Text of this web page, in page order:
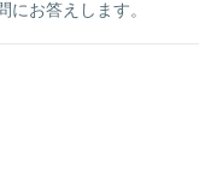
お答えします。